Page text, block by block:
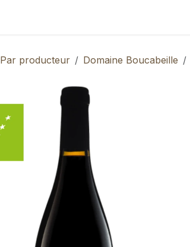
Par producteur Domaine Boucabeille